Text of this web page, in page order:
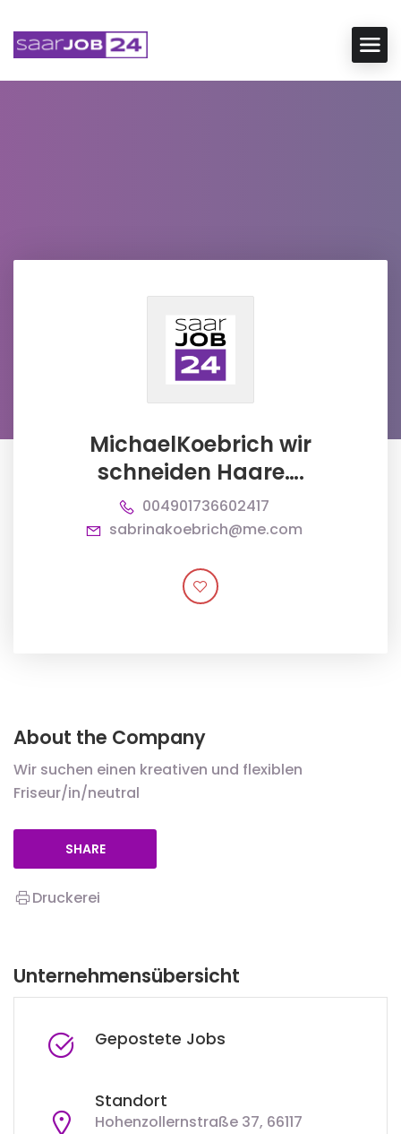
MichaelKoebrich wir
schneiden Haare….
004901736602417
sabrinakoebrich@me.com
About the Company
Wir suchen einen kreativen und flexiblen
Friseur/in/neutral
SHARE
Druckerei
Unternehmensübersicht
Gepostete Jobs
Standort
Hohenzollernstraße 37, 66117